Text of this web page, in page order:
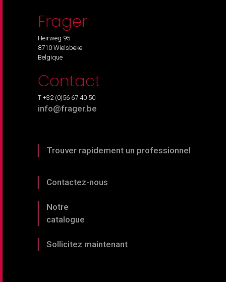
Frager
Heirweg 95
8710 Wielsbeke
Belgique
Contact
T +32 (0)56 67 40 50
info@frager.be
Trouver rapidement un professionnel
Contactez-nous
Notre
catalogue
Sollicitez maintenant